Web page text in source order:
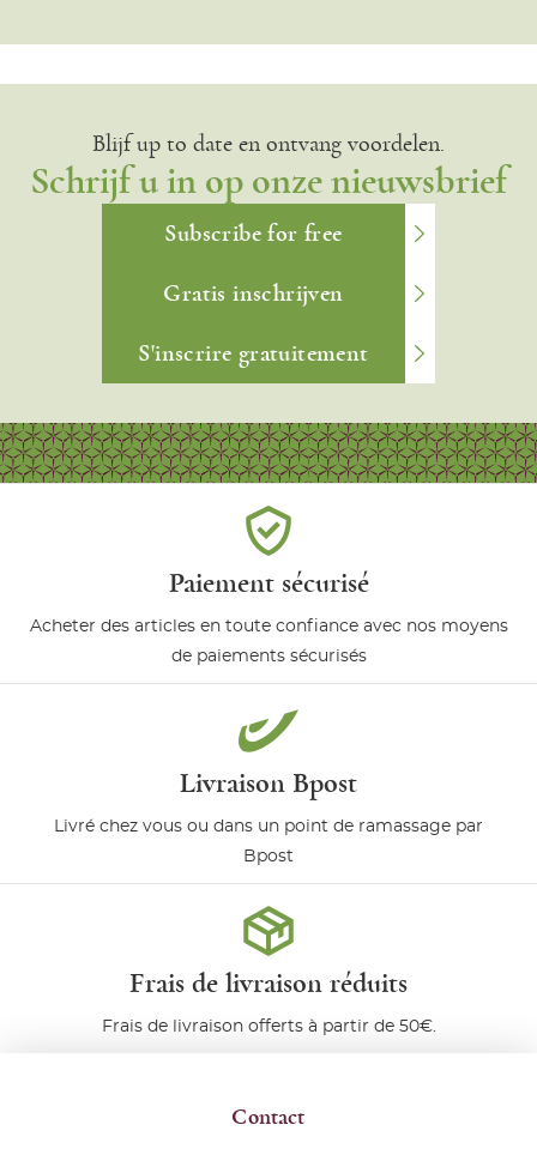
Blijf up to date en ontvang voordelen.
Schrijf u in op onze nieuwsbrief
Subscribe for free
Gratis inschrijven
S'inscrire gratuitement
Paiement sécurisé
Acheter des articles en toute confiance avec nos moyens
de paiements sécurisés
Livraison Bpost
Livré chez vous ou dans un point de ramassage par
Bpost
Frais de livraison réduits
Frais de livraison offerts à partir de 50€.
Contact